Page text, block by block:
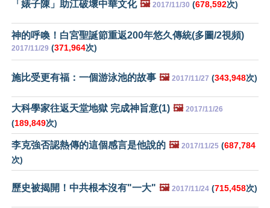
「婊子陳」助江破壞中華文化 🖼️ 2017/11/30 (678,592次)
神的呼喚！白宮聖誕節重返200年悠久傳統(多圖/2視頻)
2017/11/29 (371,964次)
施比受更有福：一個游泳池的故事 🖼️ 2017/11/27 (343,948次)
大科學家往返天堂地獄 完成神旨意(1) 🖼️ 2017/11/26
(189,849次)
李克強否認熱傳的這個感言是他說的 🖼️ 2017/11/25 (687,784
次)
歷史被揭開！中共根本沒有"一大" 🖼️ 2017/11/24 (715,458次)